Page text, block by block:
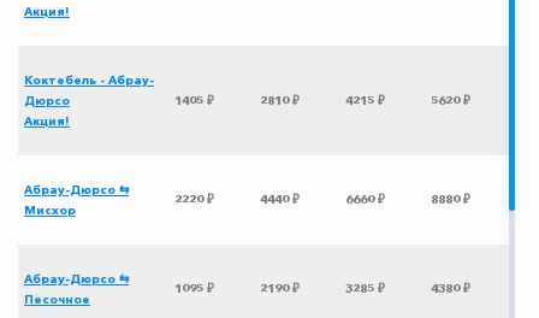
Акция!
Коктебель - Абрау-
Дюрсо
Акция!
1405 ₽ 2810 ₽ 4215 ₽ 5620 ₽
Абрау-Дюрсо ⇆
Мисхор
2220 ₽ 4440 ₽ 6660 ₽ 8880 ₽
Абрау-Дюрсо ⇆
Песочное
1095 ₽ 2190 ₽ 3285 ₽ 4380 ₽